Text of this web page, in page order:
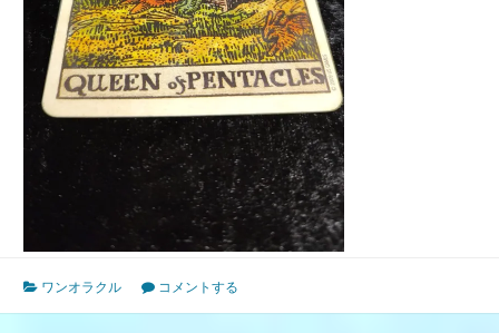
ワンオラクル コメントする